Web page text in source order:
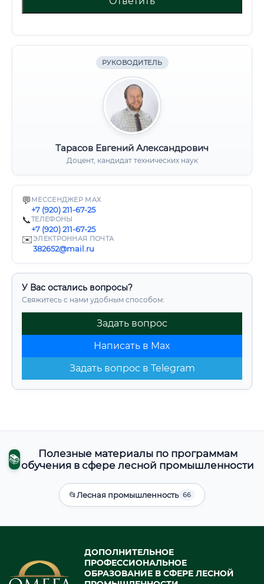
РУКОВОДИТЕЛЬ
Тарасов Евгений Александрович
Доцент, кандидат технических наук
💬 МЕССЕНДЖЕР MAX
+7 (920) 211-67-25
📞ТЕЛЕФОНЫ
+7 (920) 211-67-25
✉️ЭЛЕКТРОННАЯ ПОЧТА
382652@mail.ru
У Вас остались вопросы?
Свяжитесь с нами удобным способом:
Задать вопрос
Написать в Max
Задать вопрос в Telegram
📚
Полезные материалы по программам
обучения в сфере лесной промышленности
📂Лесная промышленность 66
ДОПОЛНИТЕЛЬНОЕ
ПРОФЕССИОНАЛЬНОЕ
ОБРАЗОВАНИЕ В СФЕРЕ ЛЕСНОЙ